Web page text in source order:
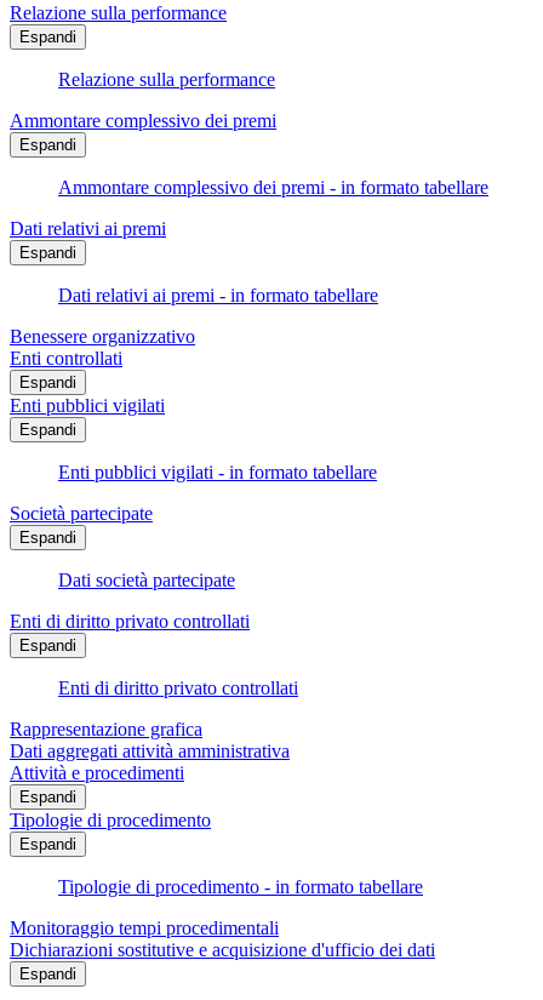
Relazione sulla performance
Espandi
Relazione sulla performance
Ammontare complessivo dei premi
Espandi
Ammontare complessivo dei premi - in formato tabellare
Dati relativi ai premi
Espandi
Dati relativi ai premi - in formato tabellare
Benessere organizzativo
Enti controllati
Espandi
Enti pubblici vigilati
Espandi
Enti pubblici vigilati - in formato tabellare
Società partecipate
Espandi
Dati società partecipate
Enti di diritto privato controllati
Espandi
Enti di diritto privato controllati
Rappresentazione grafica
Dati aggregati attività amministrativa
Attività e procedimenti
Espandi
Tipologie di procedimento
Espandi
Tipologie di procedimento - in formato tabellare
Monitoraggio tempi procedimentali
Dichiarazioni sostitutive e acquisizione d'ufficio dei dati
Espandi